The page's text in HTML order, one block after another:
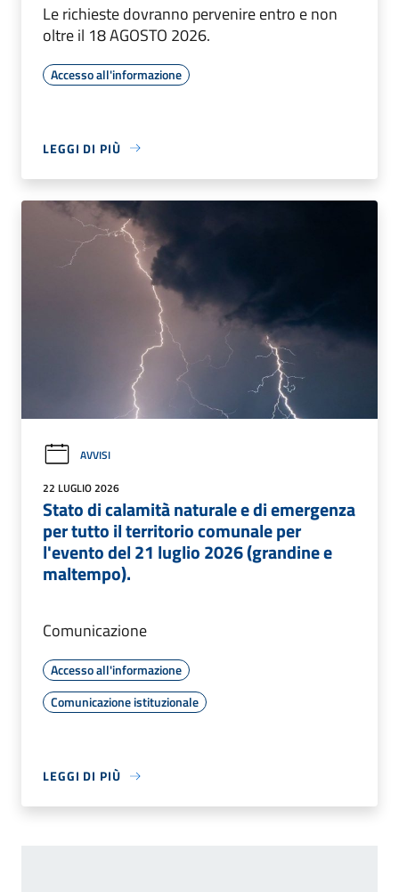
Le richieste dovranno pervenire entro e non
oltre il 18 AGOSTO 2026.
Accesso all'informazione
LEGGI DI PIÙ
AVVISI
22 LUGLIO 2026
Stato di calamità naturale e di emergenza
per tutto il territorio comunale per
l'evento del 21 luglio 2026 (grandine e
maltempo).
Comunicazione
Accesso all'informazione
Comunicazione istituzionale
LEGGI DI PIÙ